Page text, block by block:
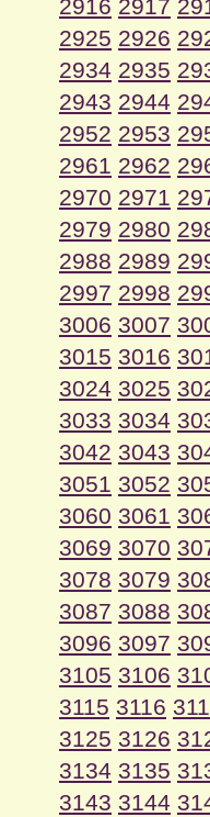
2916 2917
2925 2926
2934 2935
2943 2944
2952 2953
2961 2962
2970 2971
2979 2980
2988 2989
2997 2998
3006 3007
3015 3016
3024 3025
3033 3034
3042 3043
3051 3052
3060 3061
3069 3070
3078 3079
3087 3088
3096 3097
3105 3106
3115 3116
3125 3126
3134 3135
3143 3144